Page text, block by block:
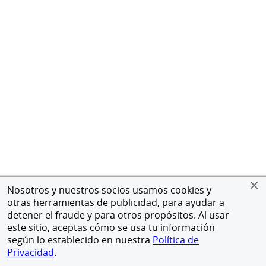
Nosotros y nuestros socios usamos cookies y
otras herramientas de publicidad, para ayudar a
detener el fraude y para otros propósitos. Al usar
este sitio, aceptas cómo se usa tu información
según lo establecido en nuestra Política de
Privacidad.